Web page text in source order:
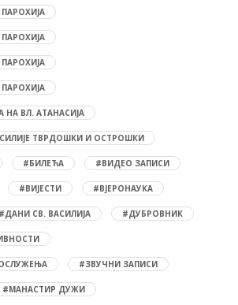
НА ВЛ. АТАНАСИЈА
ТВРДОШКИ И ОСТРОШКИ
#БИЛЕЋА #ВИДЕО ЗАПИСИ
#ВИЈЕСТИ #ВЈЕРОНАУКА
#ДАНИ СВ. ВАСИЛИЈА #ДУБРОВНИК
#ЗВУЧНИ ЗАПИСИ
#МАНАСТИР ДУЖИ